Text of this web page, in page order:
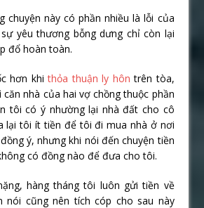
chuyện này có phần nhiều là lỗi của
yêu thương bỗng dưng chỉ còn lại
đổ hoàn toàn.
hơn khi thỏa thuận ly hôntrên tòa,
căn nhà của hai vợ chồng thuộc phần
tôi có ý nhường lại nhà đất cho cô
lại tôi ít tiền để tôi đi mua nhà ở nơi
ý, nhưng khi nói đến chuyện tiền
có đồng nào để đưa cho tôi.
hàng tháng tôi luôn gửi tiền về
nói cũng nên tích cóp cho sau này